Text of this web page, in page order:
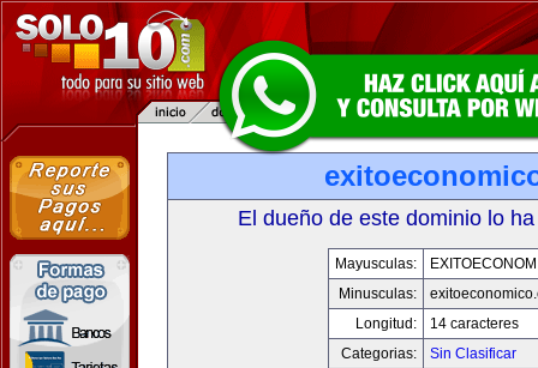
El dueño de este dominio lo
Mayusculas:
Minusculas:
Longitud:
14 caracteres
Categorias:
Sin Clasificar